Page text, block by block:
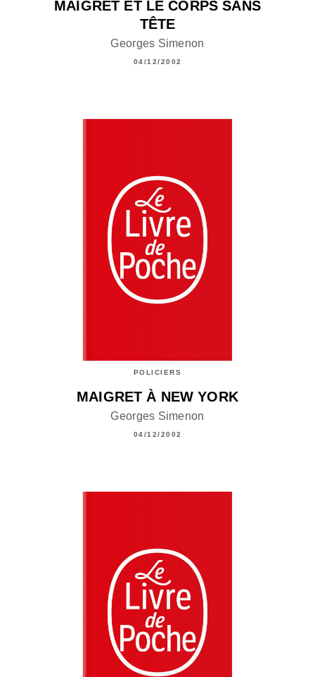
MAIGRET ET LE CORPS SANS
TÊTE
Georges Simenon
04/12/2002
POLICIERS
MAIGRET À NEW YORK
Georges Simenon
04/12/2002